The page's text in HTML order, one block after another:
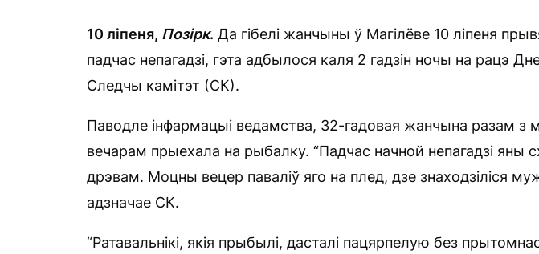
10 ліпеня, Позірк. Да гібелі жанчыны ў Магілёве 10 ліпеня
падчас непагадзі, гэта адбылося каля 2 гадзін ночы на рацэ
Следчы камітэт (СК).
Паводле інфармацыі ведамства, 32-гадовая жанчына разам з
вечарам прыехала на рыбалку. “Падчас начной непагадзі яны
дрэвам. Моцны вецер паваліў яго на плед, дзе знаходзіліся
адзначае СК.
“Ратавальнікі, якія прыбылі, дасталі пацярпелую без